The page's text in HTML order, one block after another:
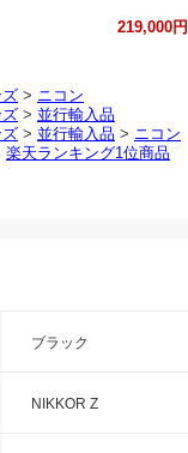
219,000円
> ニコン
> 並行輸入品
> 並行輸入品 > ニコン
楽天ランキング1位商品
ブラック
NIKKOR Z